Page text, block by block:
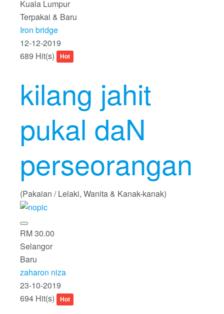
Kuala Lumpur
Terpakai & Baru
Iron bridge
12-12-2019
689 Hit(s)
Hot
kilang jahit
pukal daN
perseorangan
(Pakaian / Lelaki, Wanita & Kanak-kanak)
RM 30.00
Selangor
Baru
zaharon niza
23-10-2019
694 Hit(s)
Hot